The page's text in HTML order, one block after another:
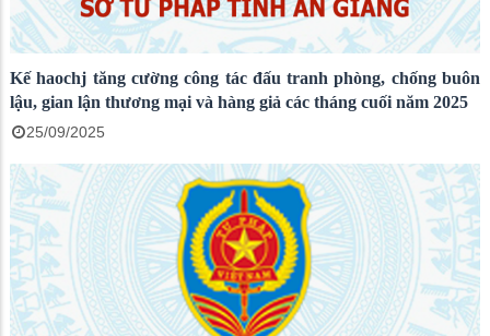
Kế haochj tăng cường công tác đấu tranh phòng, chống buôn
lậu, gian lận thương mại và hàng giả các tháng cuối năm 2025
25/09/2025